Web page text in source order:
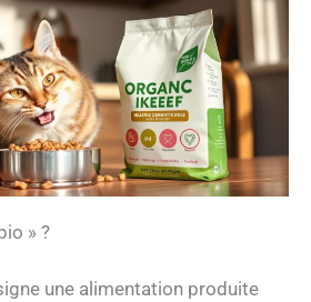
» ?
une alimentation produite